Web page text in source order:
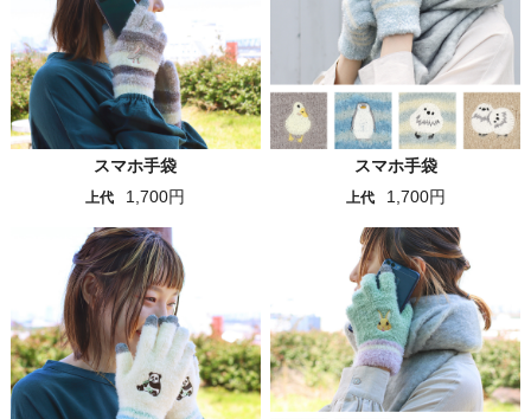
スマホ手袋
上代 1,700円
スマホ手袋
上代 1,700円